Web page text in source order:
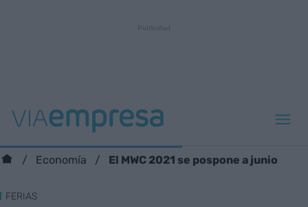
Economía El MWC 2021 se pospone a junio
FERIAS